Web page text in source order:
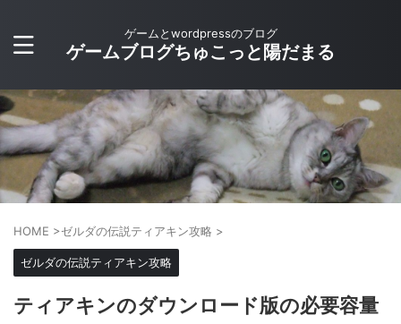
ゲームとwordpressのブログ
ゲームブログちゅこっと陽だまる
HOME >ゼルダの伝説ティアキン攻略 >
ゼルダの伝説ティアキン攻略
ティアキンのダウンロード版の必要容量